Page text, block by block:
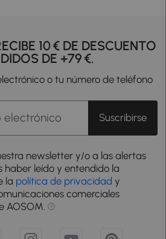
10 € DE DESCUENTO
DE +79 €.
o tu número de teléfono
Suscribirse
newsletter y/o a las alertas
haber leído y entendido la
la política de privacidad y
comerciales
AOSOM.